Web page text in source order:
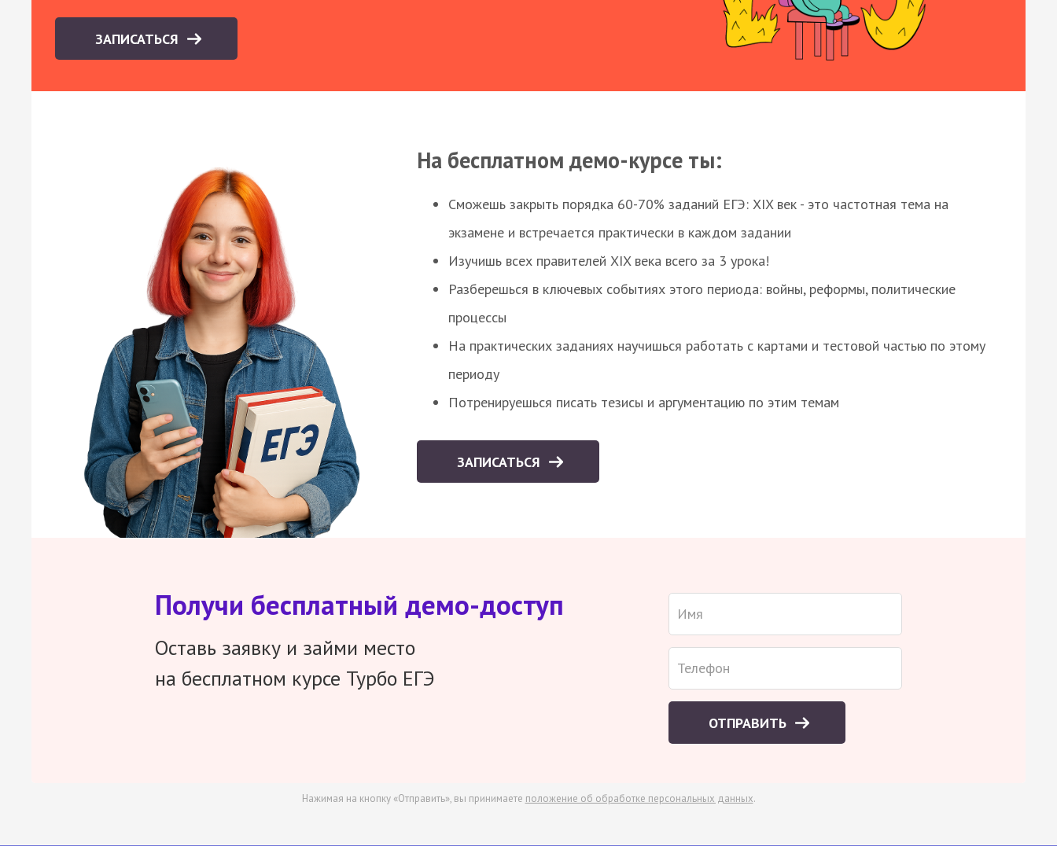
ЗАПИСАТЬСЯ
На бесплатном демо-курсе ты:
Сможешь закрыть порядка 60-70% заданий ЕГЭ: XIX век - это частотная тема на
экзамене и встречается практически в каждом задании
Изучишь всех правителей XIX века всего за 3 урока!
Разберешься в ключевых событиях этого периода: войны, реформы, политические
процессы
На практических заданиях научишься работать с картами и тестовой частью по этому
периоду
Потренируешься писать тезисы и аргументацию по этим темам
ЗАПИСАТЬСЯ
Получи бесплатный демо-доступ
Оставь заявку и займи место
на бесплатном курсе Турбо ЕГЭ
ОТПРАВИТЬ
Нажимая на кнопку «Отправить», вы принимаете положение об обработке персональных данных.